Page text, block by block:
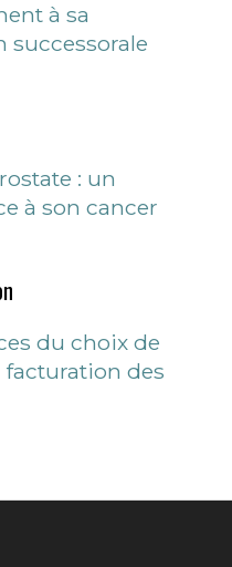
à sa
successorale
: un
à son cancer
du choix de
des